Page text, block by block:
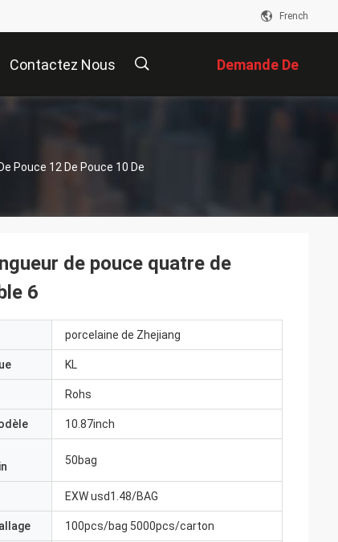
French
Contactez Nous Demande De
Soumission
Pouce 12 De Pouce 10 De
de pouce quatre de
6
porcelaine de Zhejiang
KL
Rohs
10.87inch
50bag
EXW usd1.48/BAG
100pcs/bag 5000pcs/carton